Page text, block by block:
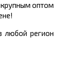
оптом
любой регион